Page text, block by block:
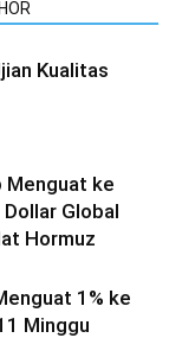
Kualitas
Menguat ke
Global
Hormuz
1% ke
Minggu